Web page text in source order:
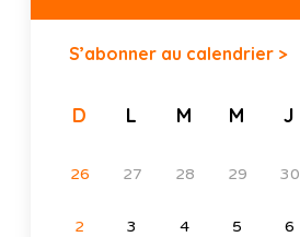
S’abonner au calendrier >
D L M M J
26 27 28 29 30
2 3 4 5 6